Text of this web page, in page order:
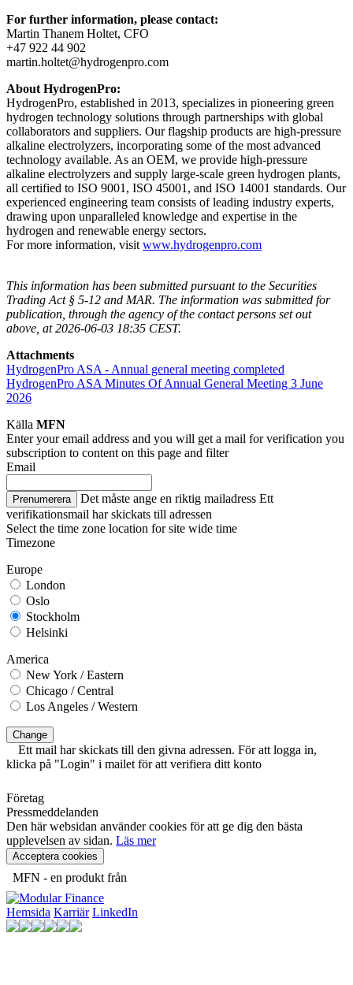
For further information, please contact:
Martin Thanem Holtet, CFO
+47 922 44 902
martin.holtet@hydrogenpro.com
About HydrogenPro:
HydrogenPro, established in 2013, specializes in pioneering green
hydrogen technology solutions through partnerships with global
collaborators and suppliers. Our flagship products are high-pressure
alkaline electrolyzers, incorporating some of the most advanced
technology available. As an OEM, we provide high-pressure
alkaline electrolyzers and supply large-scale green hydrogen plants,
all certified to ISO 9001, ISO 45001, and ISO 14001 standards. Our
experienced engineering team consists of leading industry experts,
drawing upon unparalleled knowledge and expertise in the
hydrogen and renewable energy sectors.
For more information, visit www.hydrogenpro.com
This information has been submitted pursuant to the Securities
Trading Act § 5-12 and MAR. The information was submitted for
publication, through the agency of the contact persons set out
above, at 2026-06-03 18:35 CEST.
Attachments
HydrogenPro ASA - Annual general meeting completed
HydrogenPro ASA Minutes Of Annual General Meeting 3 June
2026
Källa MFN
Enter your email address and you will get a mail for verification you
subscription to content on this page and filter
Email
Prenumerera Det måste ange en riktig mailadress Ett
verifikationsmail har skickats till adressen
Select the time zone location for site wide time
Timezone
Europe
London
Oslo
Stockholm
Helsinki
America
New York / Eastern
Chicago / Central
Los Angeles / Western
Change
Ett mail har skickats till den givna adressen. För att logga in,
klicka på "Login" i mailet för att verifiera ditt konto
Företag
Pressmeddelanden
Den här websidan använder cookies för att ge dig den bästa
upplevelsen av sidan. Läs mer
Acceptera cookies
MFN - en produkt från
Hemsida Karriär LinkedIn